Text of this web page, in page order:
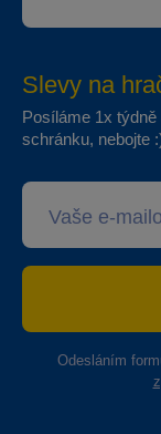
Slevy na
Posíláme 1x
schránku, nebojte
Odesláním